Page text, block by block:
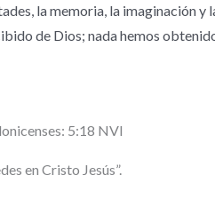
la memoria, la imaginación
de Dios; nada hemos
5:18 NVI
en Cristo Jesús”.